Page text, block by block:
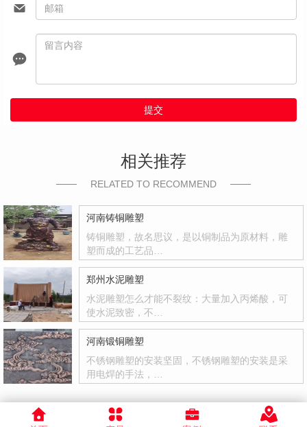
提交
相关推荐
RELATED TO RECOMMEND
河南铸铜雕塑
铸铜雕塑，故名思议，是以铜制品为原材料，雕
塑而成的工艺品…
郑州水泥雕塑
水泥雕塑怎么才能不裂纹：大量加入丙烯酸，可
使水泥致密，不…
河南锻铜雕塑
不锈钢雕塑的安装坚固，不锈钢雕塑的安装是采
用电焊的手法，…